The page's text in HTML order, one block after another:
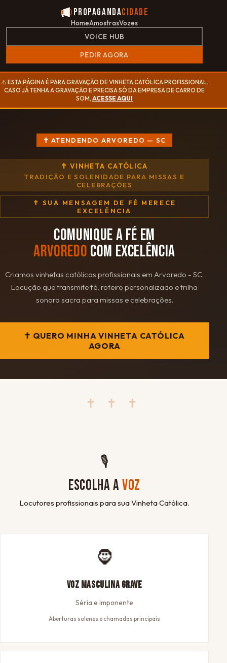
PropagandaCidade
HomeAmostrasVozes
VOICE HUB
PEDIR AGORA
⚠️ ESTA PÁGINA É PARA GRAVAÇÃO DE VINHETA CATÓLICA PROFISSIONAL.
CASO JÁ TENHA A GRAVAÇÃO E PRECISA SÓ DA EMPRESA DE CARRO DE
SOM,ACESSE AQUI
✝ ATENDENDO ARVOREDO — SC
✝ VINHETA CATÓLICA
TRADIÇÃO E SOLENIDADE PARA MISSAS E
CELEBRAÇÕES
✝ SUA MENSAGEM DE FÉ MERECE
EXCELÊNCIA
COMUNIQUE A FÉ EM
ARVOREDO COM EXCELÊNCIA
Criamos vinhetas católicas profissionais em Arvoredo - SC.
Locução que transmite fé, roteiro personalizado e trilha
sonora sacra para missas e celebrações.
✝ QUERO MINHA VINHETA CATÓLICA
AGORA
✝ ✝ ✝
🎙
ESCOLHA AVOZ
Locutores profissionais para sua Vinheta Católica.
🧔
Voz Masculina Grave
Séria e imponente
Aberturas solenes e chamadas principais